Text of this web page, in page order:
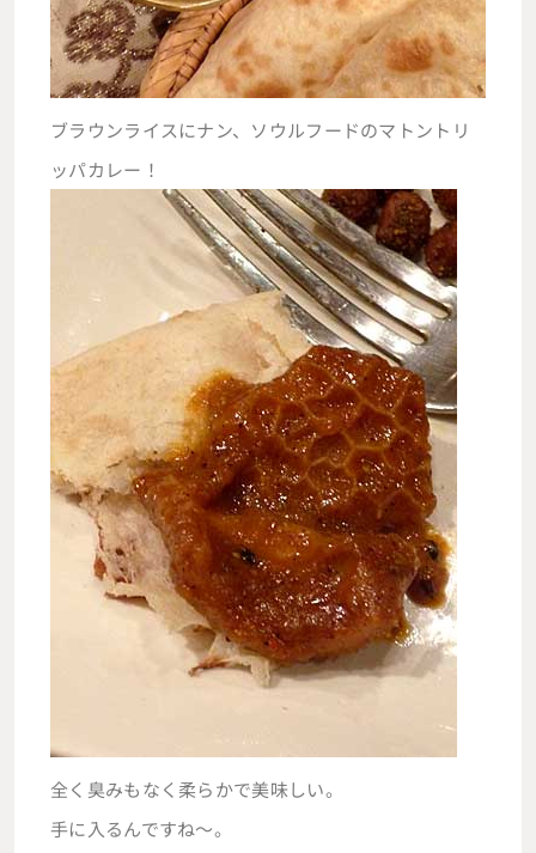
ブラウンライスにナン、ソウルフードのマトントリ
ッパカレー！
全く臭みもなく柔らかで美味しい。
手に入るんですね～。